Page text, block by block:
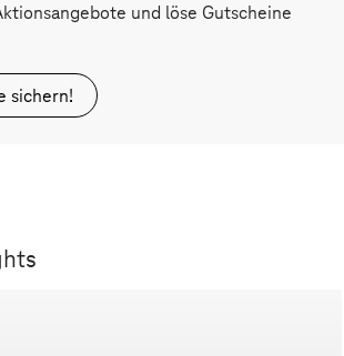
und löse Gutscheine
sichern!